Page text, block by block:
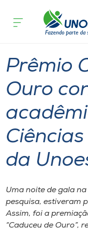
Cursos
Pesquisa
Atendimento ao
Portal de Ensino
acontece
Prêmio
Ouro
da
Uma noite de gala
pesquisa, estiveram
Assim, foi a
“Caduceu de Ouro”,